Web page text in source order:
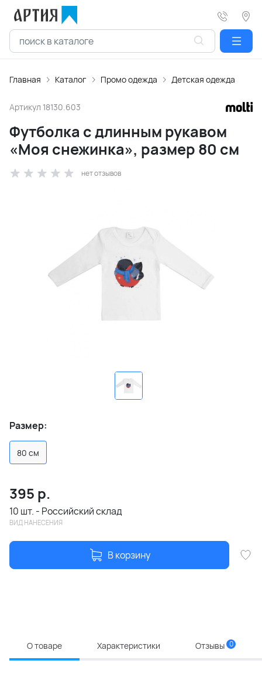
Главная Каталог Промо одежда Детская одежда
Артикул 18130.603
Футболка с длинным рукавом
«Моя снежинка», размер 80 см
нет отзывов
Размер:
80 см
395 р.
10 шт. - Российский склад
ВИД НАНЕСЕНИЯ
В корзину
О товаре Характеристики Отзывы 0